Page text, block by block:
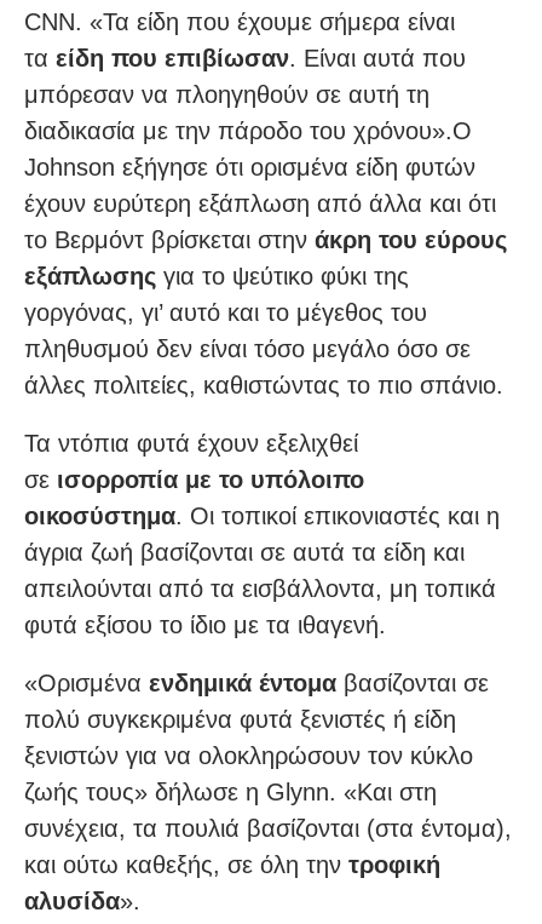
CNN. «Τα είδη που έχουμε σήμερα είναι
τα είδη που επιβίωσαν. Είναι αυτά που
μπόρεσαν να πλοηγηθούν σε αυτή τη
διαδικασία με την πάροδο του χρόνου».Ο
Johnson εξήγησε ότι ορισμένα είδη φυτών
έχουν ευρύτερη εξάπλωση από άλλα και ότι
το Βερμόντ βρίσκεται στην άκρη του εύρους
εξάπλωσης για το ψεύτικο φύκι της
γοργόνας, γι’ αυτό και το μέγεθος του
πληθυσμού δεν είναι τόσο μεγάλο όσο σε
άλλες πολιτείες, καθιστώντας το πιο σπάνιο.
Τα ντόπια φυτά έχουν εξελιχθεί
σε ισορροπία με το υπόλοιπο
οικοσύστημα. Οι τοπικοί επικονιαστές και η
άγρια ζωή βασίζονται σε αυτά τα είδη και
απειλούνται από τα εισβάλλοντα, μη τοπικά
φυτά εξίσου το ίδιο με τα ιθαγενή.
«Ορισμένα ενδημικά έντομα βασίζονται σε
πολύ συγκεκριμένα φυτά ξενιστές ή είδη
ξενιστών για να ολοκληρώσουν τον κύκλο
ζωής τους» δήλωσε η Glynn. «Και στη
συνέχεια, τα πουλιά βασίζονται (στα έντομα),
και ούτω καθεξής, σε όλη την τροφική
αλυσίδα».